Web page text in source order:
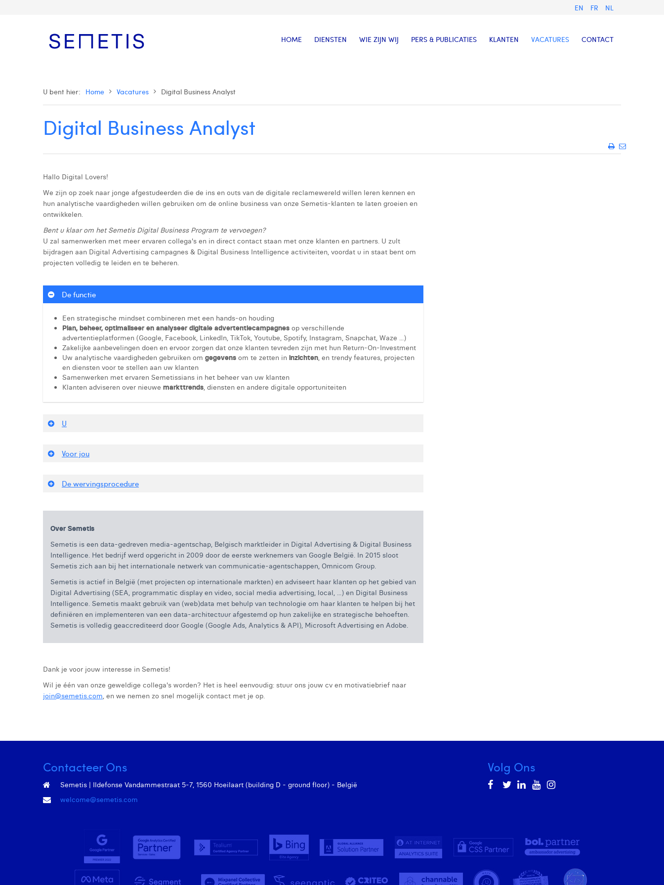
EN FR NL
HOME DIENSTEN WIE ZIJN WIJ PERS & PUBLICATIES KLANTEN VACATURES CONTACT
U bent hier: Home Vacatures Digital Business Analyst
Digital Business Analyst
Hallo Digital Lovers!
We zijn op zoek naar jonge afgestudeerden die de ins en outs van de digitale reclamewereld willen leren kennen en
hun analytische vaardigheden willen gebruiken om de online business van onze Semetis-klanten te laten groeien en
ontwikkelen.
Bent u klaar om het Semetis Digital Business Program te vervoegen?
U zal samenwerken met meer ervaren collega's en in direct contact staan met onze klanten en partners. U zult
bijdragen aan Digital Advertising campagnes & Digital Business Intelligence activiteiten, voordat u in staat bent om
projecten volledig te leiden en te beheren.
De functie
Een strategische mindset combineren met een hands-on houding
Plan, beheer, optimaliseer en analyseer digitale advertentiecampagnes op verschillende
advertentieplatformen (Google, Facebook, LinkedIn, TikTok, Youtube, Spotify, Instagram, Snapchat, Waze ...)
Zakelijke aanbevelingen doen en ervoor zorgen dat onze klanten tevreden zijn met hun Return-On-Investment
Uw analytische vaardigheden gebruiken om gegevens om te zetten in inzichten, en trendy features, projecten
en diensten voor te stellen aan uw klanten
Samenwerken met ervaren Semetissians in het beheer van uw klanten
Klanten adviseren over nieuwe markttrends, diensten en andere digitale opportuniteiten
U
Voor jou
De wervingsprocedure
Over Semetis
Semetis is een data-gedreven media-agentschap, Belgisch marktleider in Digital Advertising & Digital Business
Intelligence. Het bedrijf werd opgericht in 2009 door de eerste werknemers van Google België. In 2015 sloot
Semetis zich aan bij het internationale netwerk van communicatie-agentschappen, Omnicom Group.
Semetis is actief in België (met projecten op internationale markten) en adviseert haar klanten op het gebied van
Digital Advertising (SEA, programmatic display en video, social media advertising, local, ...) en Digital Business
Intelligence. Semetis maakt gebruik van (web)data met behulp van technologie om haar klanten te helpen bij het
definiëren en implementeren van een data-architectuur afgestemd op hun zakelijke en strategische behoeften.
Semetis is volledig geaccrediteerd door Google (Google Ads, Analytics & API), Microsoft Advertising en Adobe.
Dank je voor jouw interesse in Semetis!
Wil je één van onze geweldige collega's worden? Het is heel eenvoudig: stuur ons jouw cv en motivatiebrief naar
join@semetis.com, en we nemen zo snel mogelijk contact met je op.
Contacteer Ons
Semetis | Ildefonse Vandammestraat 5-7, 1560 Hoeilaart (building D - ground floor) - België
welcome@semetis.com
Volg Ons